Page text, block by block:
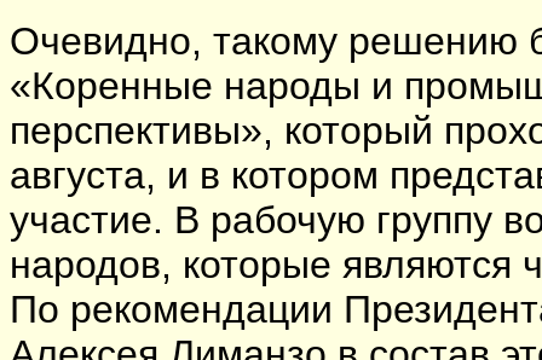
Очевидно, такому решению
«Коренные народы и
перспективы», который
августа, и в котором
участие. В рабочую группу
народов, которые являются
По рекомендации